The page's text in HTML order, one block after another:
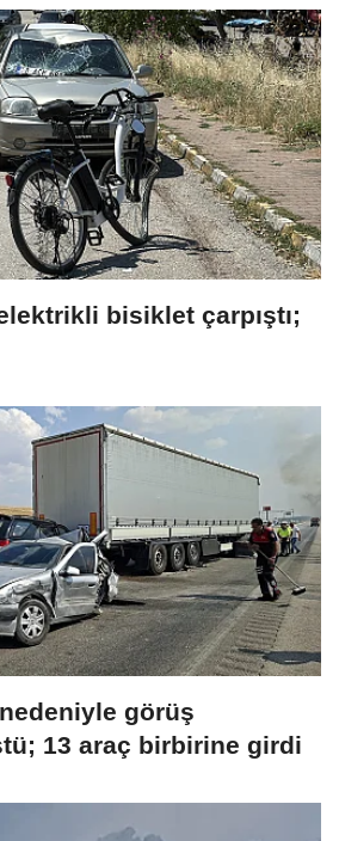
bisiklet çarpıştı;
nedeniyle görüş
13 araç birbirine girdi